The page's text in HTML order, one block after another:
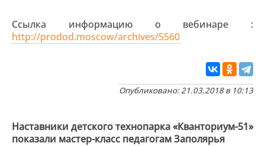
Ссылка информацию о вебинаре :
http://prodod.moscow/archives/5560
Опубликовано: 21.03.2018 в 10:13
Наставники детского технопарка «Кванториум-51»
показали мастер-класс педагогам Заполярья